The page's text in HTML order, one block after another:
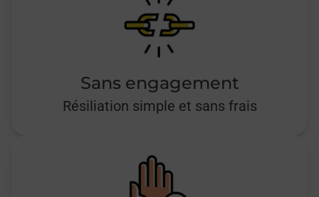
Sans engagement
Résiliation simple et sans frais